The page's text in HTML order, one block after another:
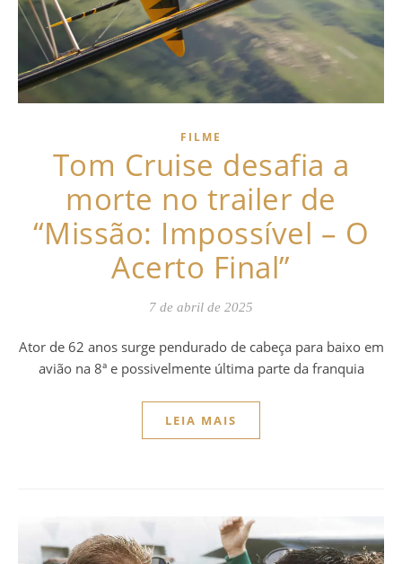
FILME
Tom Cruise desafia a
morte no trailer de
“Missão: Impossível – O
Acerto Final”
7 de abril de 2025
Ator de 62 anos surge pendurado de cabeça para baixo em
avião na 8ª e possivelmente última parte da franquia
LEIA MAIS